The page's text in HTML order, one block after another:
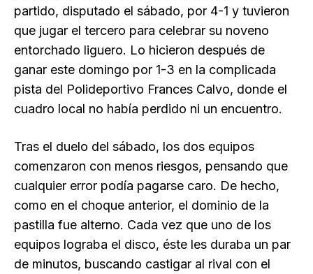
partido, disputado el sábado, por 4-1 y tuvieron
que jugar el tercero para celebrar su noveno
entorchado liguero. Lo hicieron después de
ganar este domingo por 1-3 en la complicada
pista del Polideportivo Frances Calvo, donde el
cuadro local no había perdido ni un encuentro.
Tras el duelo del sábado, los dos equipos
comenzaron con menos riesgos, pensando que
cualquier error podía pagarse caro. De hecho,
como en el choque anterior, el dominio de la
pastilla fue alterno. Cada vez que uno de los
equipos lograba el disco, éste les duraba un par
de minutos, buscando castigar al rival con el